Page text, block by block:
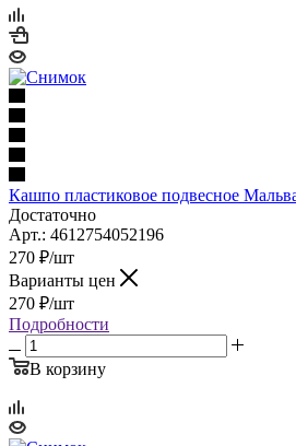
Кашпо пластиковое подвесное
Достаточно
Арт.: 4612754052196
270 ₽/шт
Варианты цен
270 ₽/шт
Подробности
В корзину